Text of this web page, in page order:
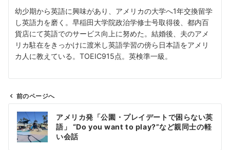
幼少期から英語に興味があり、アメリカの大学へ1年交換留学
し英語力を磨く。早稲田大学院政治学修士号取得後、都内百
貨店にて英語でのサービス向上に努めた。結婚後、夫のアメ
リカ駐在をきっかけに渡米し英語学習の傍ら日本語をアメリ
カ人に教えている。TOEIC915点。英検準一級。
前のページへ
アメリカ発「公園・プレイデートで困らない英
語」 “Do you want to play?”など親同士の軽
い会話